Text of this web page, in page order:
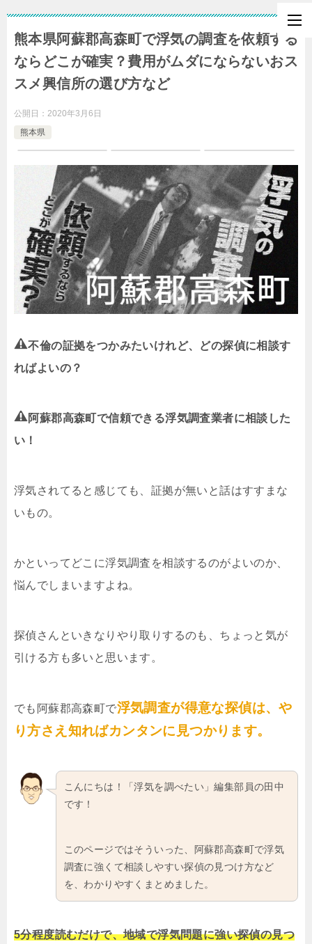
熊本県阿蘇郡高森町で浮気の調査を依頼する
ならどこが確実？費用がムダにならないおス
スメ興信所の選び方など
公開日： 2020年3月6日
熊本県
不倫の証拠をつかみたいけれど、どの探偵に相談す
ればよいの？
阿蘇郡高森町で信頼できる浮気調査業者に相談した
い！
浮気されてると感じても、証拠が無いと話はすすまな
いもの。
かといってどこに浮気調査を相談するのがよいのか、
悩んでしまいますよね。
探偵さんといきなりやり取りするのも、ちょっと気が
引ける方も多いと思います。
でも阿蘇郡高森町で浮気調査が得意な探偵は、や
り方さえ知ればカンタンに見つかります。
こんにちは！「浮気を調べたい」編集部員の田中
です！
このページではそういった、阿蘇郡高森町で浮気
調査に強くて相談しやすい探偵の見つけ方など
を、わかりやすくまとめました。
5分程度読むだけで、地域で浮気問題に強い探偵の見つ